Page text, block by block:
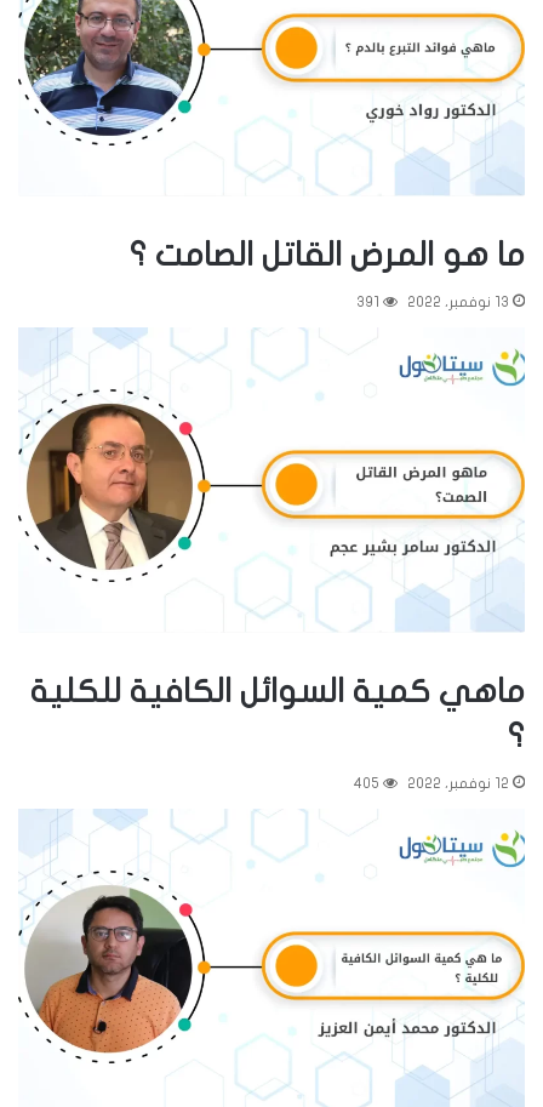
ما هو المرض القاتل الصامت ؟
13 نوفمبر، 2022 391
ماهي كمية السوائل الكافية للكلية
؟
12 نوفمبر، 2022 405